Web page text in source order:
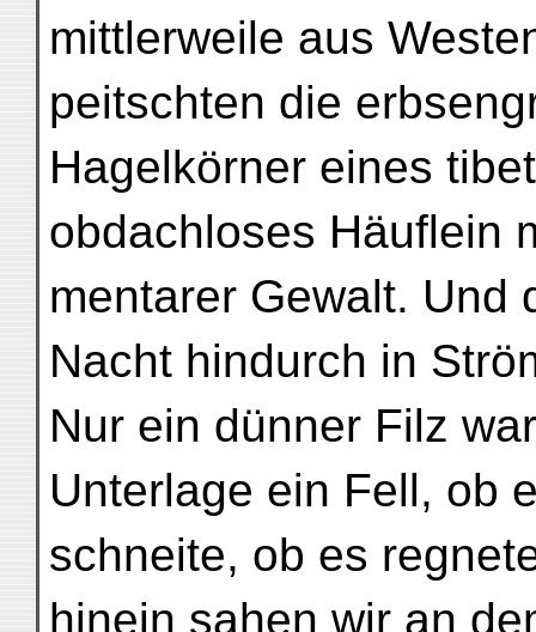
mittlerweile aus
peitschten die
Hagelkörner eines
obdachloses Häuflein
mentarer Gewalt. Und
Nacht hindurch in
Nur ein dünner Filz
Unterlage ein Fell, ob
schneite, ob es
hinein sahen wir an